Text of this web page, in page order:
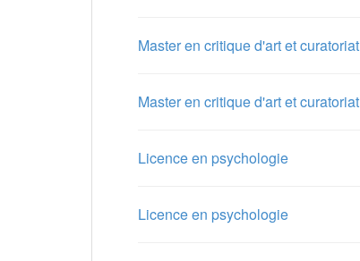
Master en critique d'art et curatoriat
Master en critique d'art et curatoriat
Licence en psychologie
Licence en psychologie